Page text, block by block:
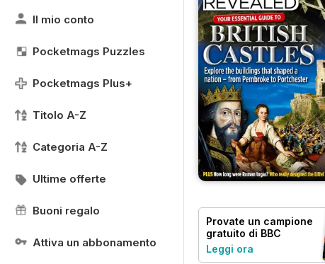
Il mio conto
Pocketmags Puzzles
Pocketmags Plus+
Titolo A-Z
Categoria A-Z
Ultime offerte
Buoni regalo
Attiva un abbonamento
Provate un campione
gratuito di BBC
History Revealed
Magazine
Leggi ora